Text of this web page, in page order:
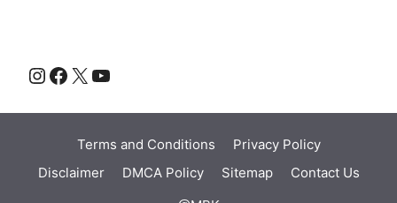
Instagram
Facebook
X YouTube
Terms and Conditions
Privacy Policy
Disclaimer
DMCA Policy Sitemap
Contact Us